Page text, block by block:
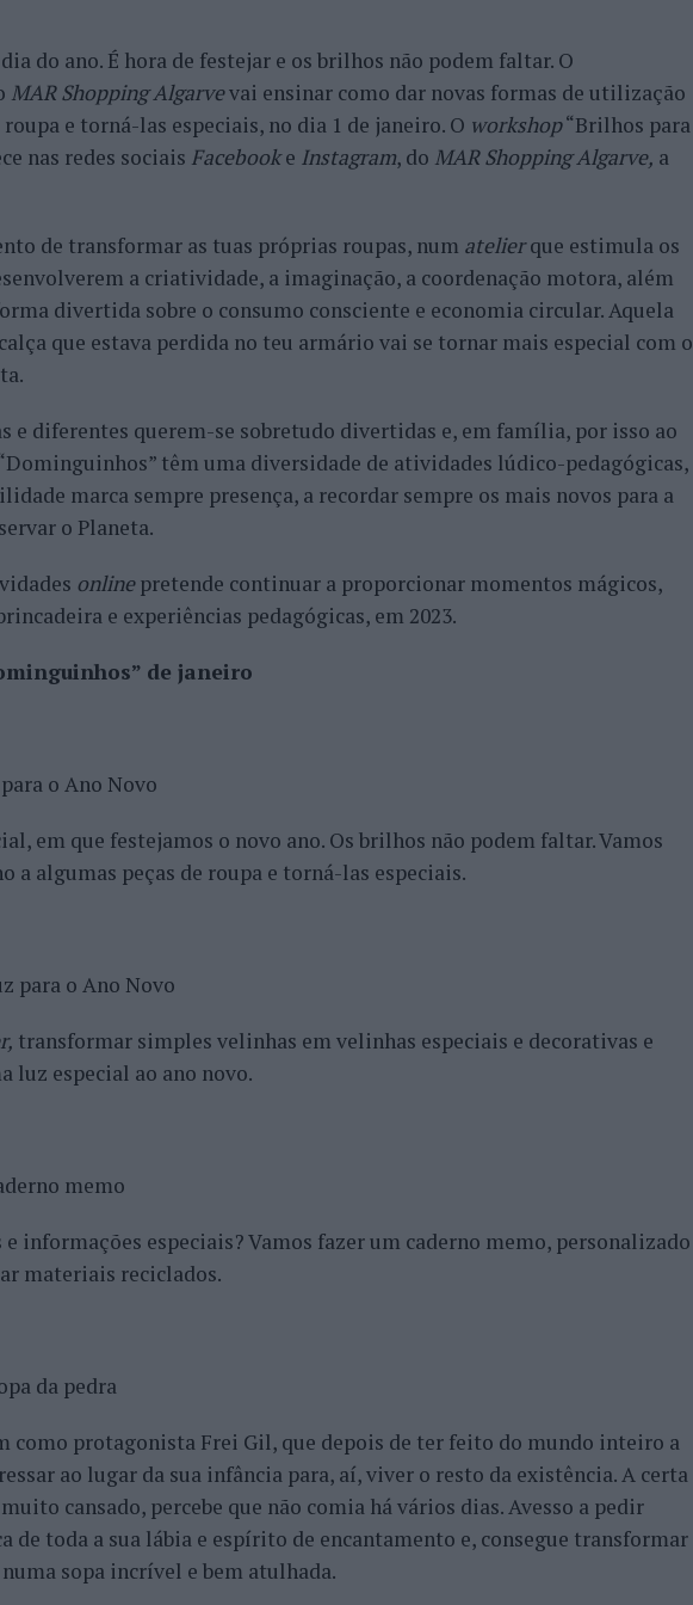
do ano. É hora de festejar e os brilhos não podem faltar. O
MAR Shopping Algarvevai ensinar como dar novas formas de utilização
e torná-las especiais, no dia 1 de janeiro. O workshop“Brilhos para
nas redes sociais Facebooke Instagram, do MAR Shopping Algarve, a
de transformar as tuas próprias roupas, num atelierque estimula os
a criatividade, a imaginação, a coordenação motora, além
divertida sobre o consumo consciente e economia circular. Aquela
que estava perdida no teu armário vai se tornar mais especial com o
e diferentes querem-se sobretudo divertidas e, em família, por isso ao
têm uma diversidade de atividades lúdico-pedagógicas,
marca sempre presença, a recordar sempre os mais novos para a
o Planeta.
onlinepretende continuar a proporcionar momentos mágicos,
e experiências pedagógicas, em 2023.
de janeiro
o Ano Novo
em que festejamos o novo ano. Os brilhos não podem faltar. Vamos
a algumas peças de roupa e torná-las especiais.
para o Ano Novo
transformar simples velinhas em velinhas especiais e decorativas e
luz especial ao ano novo.
memo
e informações especiais? Vamos fazer um caderno memo, personalizado
materiais reciclados.
da pedra
como protagonista Frei Gil, que depois de ter feito do mundo inteiro a
ao lugar da sua infância para, aí, viver o resto da existência. A certa
cansado, percebe que não comia há vários dias. Avesso a pedir
de toda a sua lábia e espírito de encantamento e, consegue transformar
sopa incrível e bem atulhada.